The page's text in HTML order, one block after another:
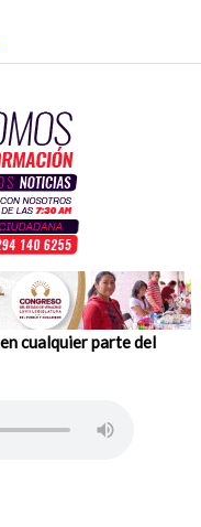
cualquier parte del